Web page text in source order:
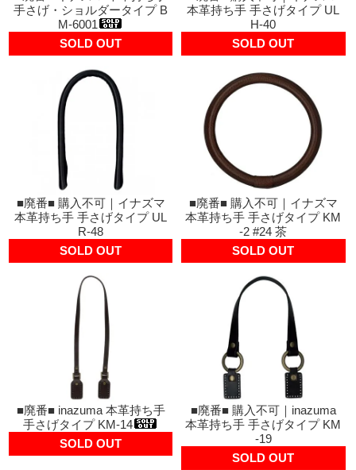
手さげ・ショルダータイプ B
M-6001
SOLD OUT
本革持ち手 手さげタイプ UL
H-40
SOLD OUT
■廃番■ 購入不可｜イナズマ
本革持ち手 手さげタイプ UL
R-48
SOLD OUT
■廃番■ 購入不可｜イナズマ
本革持ち手 手さげタイプ KM
-2 #24 茶
SOLD OUT
■廃番■ inazuma 本革持ち手
手さげタイプ KM-14
SOLD OUT
■廃番■ 購入不可｜inazuma
本革持ち手 手さげタイプ KM
-19
SOLD OUT